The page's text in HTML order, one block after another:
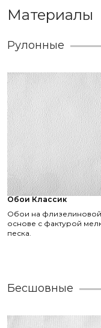
Материалы
Рулонные
Обои Классик
Обои на флизелиновой
основе с фактурой
песка.
Бесшовные